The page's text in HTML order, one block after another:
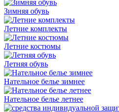
Зимняя обувь
Летние комплекты
Летние костюмы
Летняя обувь
Нательное белье зимнее
Нательное белье летнее